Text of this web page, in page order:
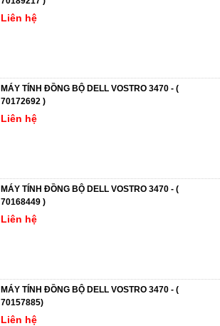
Liên hệ
MÁY TÍNH ĐỒNG BỘ DELL VOSTRO 3470 - (
70172692 )
Liên hệ
MÁY TÍNH ĐỒNG BỘ DELL VOSTRO 3470 - (
70168449 )
Liên hệ
MÁY TÍNH ĐỒNG BỘ DELL VOSTRO 3470 - (
70157885)
Liên hệ